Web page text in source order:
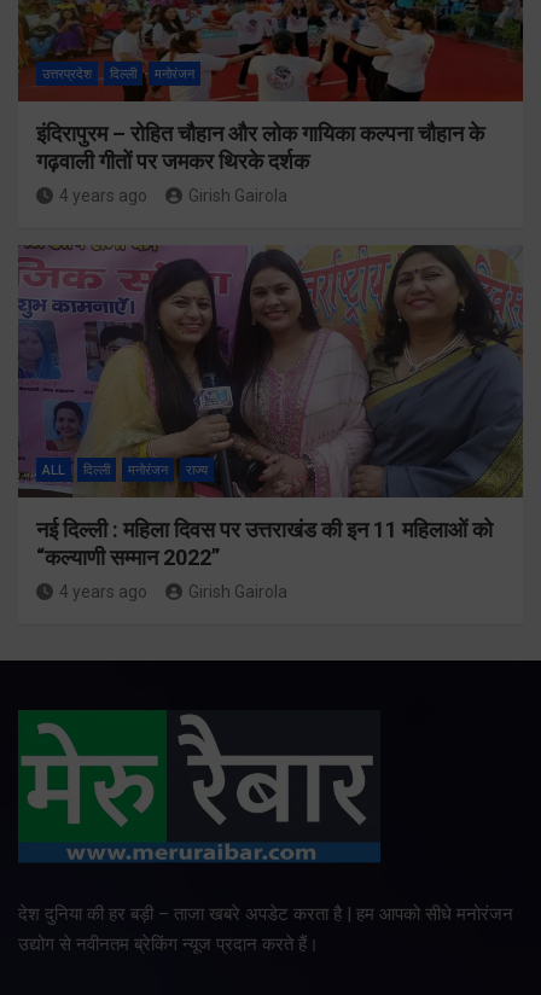
उत्तरप्रदेश दिल्ली मनोरंजन
इंदिरापुरम – रोहित चौहान और लोक गायिका कल्पना चौहान के
गढ़वाली गीतों पर जमकर थिरके दर्शक
4 years ago Girish Gairola
ALL दिल्ली मनोरंजन राज्य
नई दिल्ली : महिला दिवस पर उत्तराखंड की इन 11 महिलाओं को
“कल्याणी सम्मान 2022”
4 years ago Girish Gairola
देश दुनिया की हर बड़ी – ताजा खबरे अपडेट करता है | हम आपको सीधे मनोरंजन
उद्योग से नवीनतम ब्रेकिंग न्यूज प्रदान करते हैं।